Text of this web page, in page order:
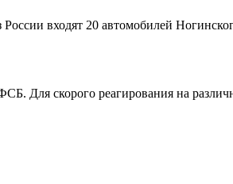
входят 20 автомобилей
Для скорого реагирования на